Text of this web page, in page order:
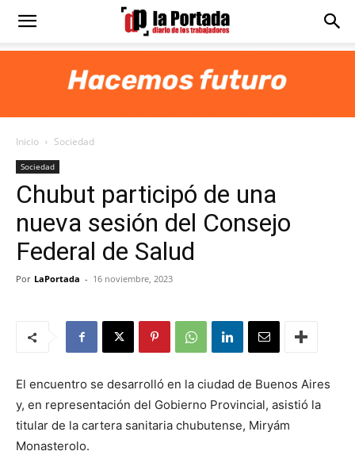
Diario
Portada
Inicio Sociedad
Sociedad
Chubut participó de una
nueva sesión del Consejo
Federal de Salud
Por LaPortada - 16 noviembre, 2023
El encuentro se desarrolló en la ciudad de Buenos Aires
y, en representación del Gobierno Provincial, asistió la
titular de la cartera sanitaria chubutense, Miryám
Monasterolo.